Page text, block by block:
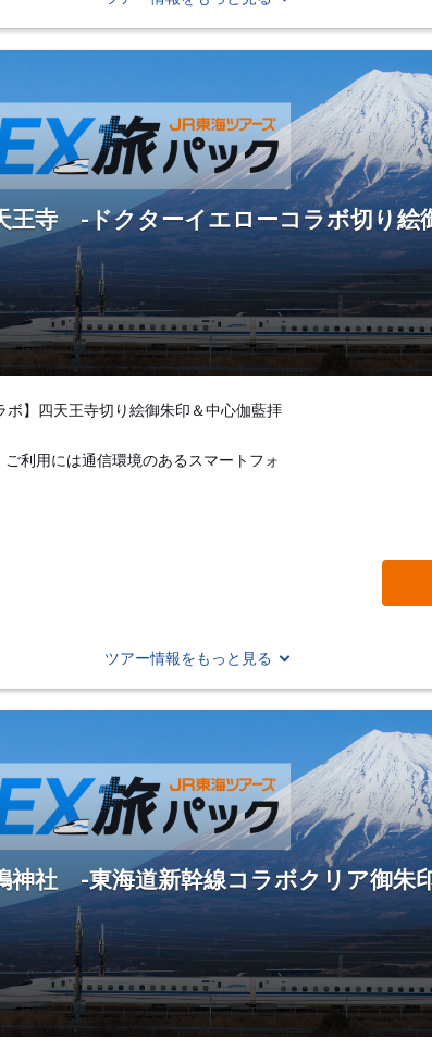
王寺 -ドクターイエローコラボ切り絵
】四天王寺切り絵御朱印＆中心伽藍拝
利用には通信環境のあるスマートフォ
ツアー情報をもっと見る
神社 -東海道新幹線コラボクリア御朱